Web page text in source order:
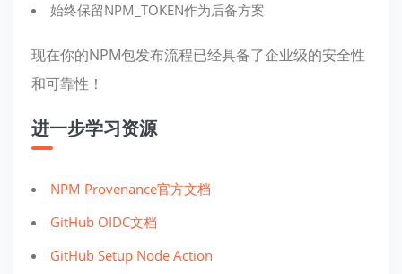
始终保留NPM_TOKEN作为后备方案
现在你的NPM包发布流程已经具备了企业级的安全性
和可靠性！
进一步学习资源
NPM Provenance官方文档
GitHub OIDC文档
GitHub Setup Node Action